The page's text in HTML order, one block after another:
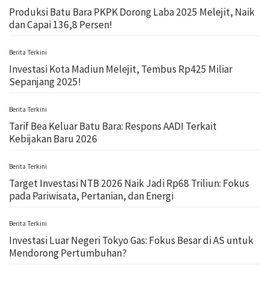
Produksi Batu Bara PKPK Dorong Laba 2025 Melejit, Naik
dan Capai 136,8 Persen!
Berita Terkini
Investasi Kota Madiun Melejit, Tembus Rp425 Miliar
Sepanjang 2025!
Berita Terkini
Tarif Bea Keluar Batu Bara: Respons AADI Terkait
Kebijakan Baru 2026
Berita Terkini
Target Investasi NTB 2026 Naik Jadi Rp68 Triliun: Fokus
pada Pariwisata, Pertanian, dan Energi
Berita Terkini
Investasi Luar Negeri Tokyo Gas: Fokus Besar di AS untuk
Mendorong Pertumbuhan?